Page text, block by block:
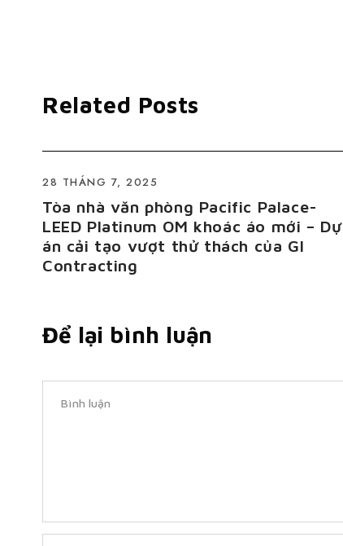
Related Posts
28 THÁNG 7, 2025
Tòa nhà văn phòng Pacific Palace-
LEED Platinum OM khoác áo mới – Dự
án cải tạo vượt thử thách của GI
Contracting
Để lại bình luận